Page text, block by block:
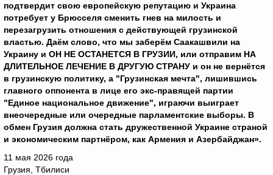
подтвердит свою европейскую репутацию и Украина
потребует у Брюсселя сменить гнев на милость и
перезагрузить отношения с действующей грузинской
властью. Даём слово, что мы заберём Саакашвили на
Украину и ОН НЕ ОСТАНЕТСЯ В ГРУЗИИ, или отправим НА
ДЛИТЕЛЬНОЕ ЛЕЧЕНИЕ В ДРУГУЮ СТРАНУ и он не вернётся
в грузинскую политику, а "Грузинская мечта", лишившись
главного оппонента в лице его экс-правящей партии
"Единое национальное движение", играючи выиграет
внеочередные или очередные парламентские выборы. В
обмен Грузия должна стать дружественной Украине страной
и экономическим партнёром, как Армения и Азербайджан».
11 мая 2026 года
Грузия, Тбилиси